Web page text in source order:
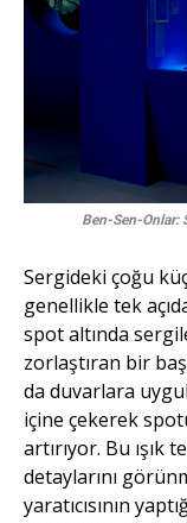
Ben-Sen-Onlar:
Sergideki çoğu
genellikle tek
spot altında
zorlaştıran bir
da duvarlara
içine çekerek
artırıyor. Bu ışık
detaylarını
yaratıcısının